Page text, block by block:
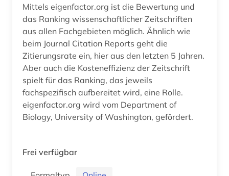
Mittels eigenfactor.org ist die Bewertung und
das Ranking wissenschaftlicher Zeitschriften
aus allen Fachgebieten möglich. Ähnlich wie
beim Journal Citation Reports geht die
Zitierungsrate ein, hier aus den letzten 5 Jahren.
Aber auch die Kosteneffizienz der Zeitschrift
spielt für das Ranking, das jeweils
fachspezifisch aufbereitet wird, eine Rolle.
eigenfactor.org wird vom Department of
Biology, University of Washington, gefördert.
Frei verfügbar